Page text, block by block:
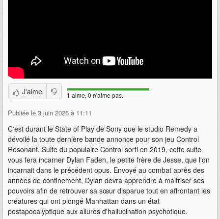
J'aime 1 aime, 0 n'aime pas.
Publiée le 3 juin 2026 à 11:11
C'est durant le State of Play de Sony que le studio Remedy a
dévoilé la toute dernière bande annonce pour son jeu Control
Resonant. Suite du populaire Control sorti en 2019, cette suite
vous fera incarner Dylan Faden, le petite frère de Jesse, que l'on
incarnait dans le précédent opus. Envoyé au combat après des
années de confinement, Dylan devra apprendre à maitriser ses
pouvoirs afin de retrouver sa sœur disparue tout en affrontant les
créatures qui ont plongé Manhattan dans un état
postapocalyptique aux allures d'hallucination psychotique.